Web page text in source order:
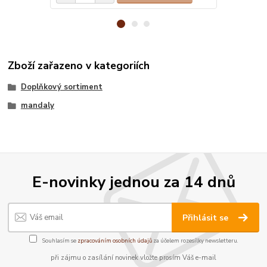
Zboží zařazeno v kategoriích
Doplňkový sortiment
mandaly
E-novinky jednou za 14 dnů
Přihlásit se
Souhlasím se zpracováním osobních údajůza účelem rozesílky newsletteru.
při zájmu o zasílání novinek vložte prosím Váš e-mail